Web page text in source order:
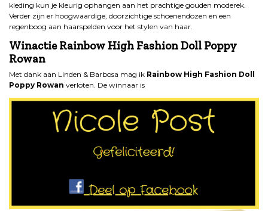
kleding kun je kleurig ophangen aan het prachtige gouden moderek.
Verder zijn er hoogwaardige, doorzichtige schoenendozen en een
regenboog aan haarspelden voor het stylen van haar.
Winactie Rainbow High Fashion Doll Poppy
Rowan
Met dank aan Linden & Barbosa mag ik Rainbow High Fashion Doll
Poppy Rowan verloten. De winnaar is